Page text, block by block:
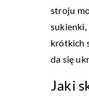
stroju
krótkich
da się
Jaki